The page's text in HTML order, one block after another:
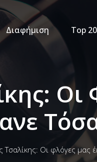
Διαφήμιση Top 20
Τσαλίκης: Οι φλόγες μας